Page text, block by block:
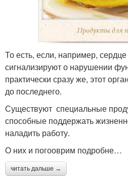
То есть, если, например,
сигнализируют о нарушении
практически сразу же, этот
до последнего.
Существуют специальные
способные поддержать
наладить работу.
О них и погооврим подробне…
читать дальше →